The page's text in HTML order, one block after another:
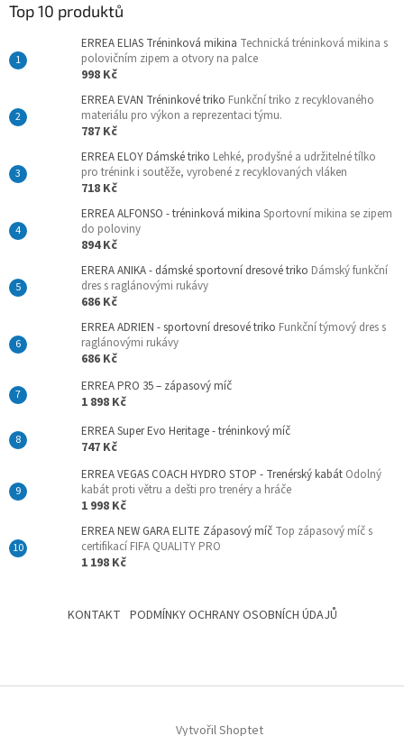
Top 10 produktů
ERREA ELIAS Tréninková mikina Technická tréninková mikina s
polovičním zipem a otvory na palce
998 Kč
ERREA EVAN Tréninkové triko Funkční triko z recyklovaného
materiálu pro výkon a reprezentaci týmu.
787 Kč
ERREA ELOY Dámské triko Lehké, prodyšné a udržitelné tílko
pro trénink i soutěže, vyrobené z recyklovaných vláken
718 Kč
ERREA ALFONSO - tréninková mikina Sportovní mikina se zipem
do poloviny
894 Kč
ERERA ANIKA - dámské sportovní dresové triko Dámský funkční
dres s raglánovými rukávy
686 Kč
ERREA ADRIEN - sportovní dresové triko Funkční týmový dres s
raglánovými rukávy
686 Kč
ERREA PRO 35 – zápasový míč
1 898 Kč
ERREA Super Evo Heritage - tréninkový míč
747 Kč
ERREA VEGAS COACH HYDRO STOP - Trenérský kabát Odolný
kabát proti větru a dešti pro trenéry a hráče
1 998 Kč
ERREA NEW GARA ELITE Zápasový míč Top zápasový míč s
certifikací FIFA QUALITY PRO
1 198 Kč
KONTAKT PODMÍNKY OCHRANY OSOBNÍCH ÚDAJŮ
Vytvořil Shoptet